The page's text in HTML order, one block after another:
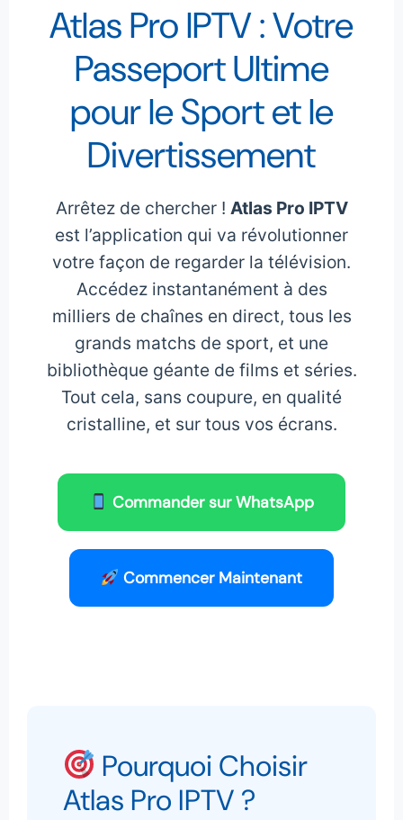
Atlas Pro IPTV : Votre
Passeport Ultime
pour le Sport et le
Divertissement
Arrêtez de chercher ! Atlas Pro IPTV
est l’application qui va révolutionner
votre façon de regarder la télévision.
Accédez instantanément à des
milliers de chaînes en direct, tous les
grands matchs de sport, et une
bibliothèque géante de films et séries.
Tout cela, sans coupure, en qualité
cristalline, et sur tous vos écrans.
Commander sur WhatsApp
Commencer Maintenant
Pourquoi Choisir
Atlas Pro IPTV ?